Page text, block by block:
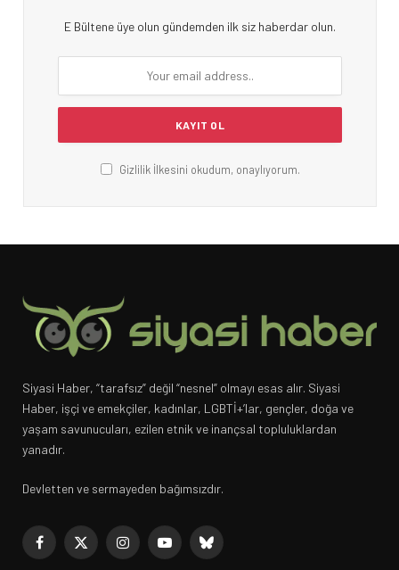
E Bültene üye olun gündemden ilk siz haberdar olun.
Gizlilik İlkesini okudum, onaylıyorum.
Siyasi Haber, “tarafsız” değil “nesnel” olmayı esas alır. Siyasi
Haber, işçi ve emekçiler, kadınlar, LGBTİ+’lar, gençler, doğa ve
yaşam savunucuları, ezilen etnik ve inançsal topluluklardan
yanadır.
Devletten ve sermayeden bağımsızdır.
Facebook
X
InstagramYouTubeBluesky